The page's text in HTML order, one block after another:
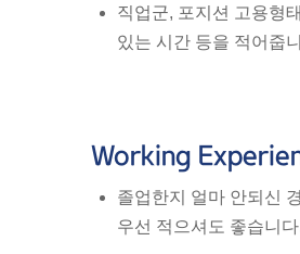
직업군, 포지션 고용형
있는 시간 등을 적어줍
Working
졸업한지 얼마 안되신
우선 적으셔도 좋습니